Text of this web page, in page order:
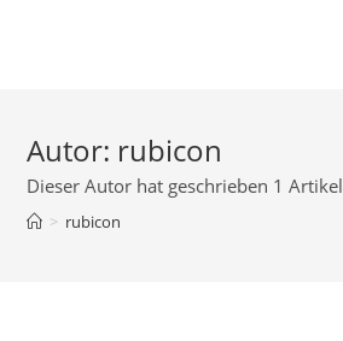
Autor: rubicon
Dieser Autor hat geschrieben 1 Artikel
> rubicon